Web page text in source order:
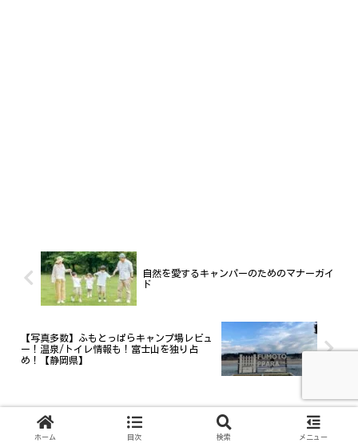
自然を愛するキャンパーのためのマナーガイ
ド
【写真多数】ふもとっぱらキャンプ場レビュ
ー！温泉/トイレ情報も！富士山を独り占
め！【静岡県】
キャンプギア 初心者向け ファミリーキャンプ
冬キャンプ 初心者 秋キャンプ
ホーム 目次 検索 メニュー